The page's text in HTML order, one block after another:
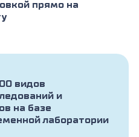
прямо на
видов
и
на базе
лаборатории